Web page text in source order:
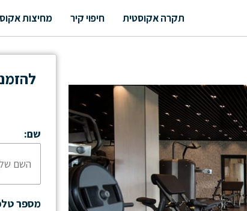
תקרה אקוסטית חיפוי קיר מחיצות
שם:
מספר